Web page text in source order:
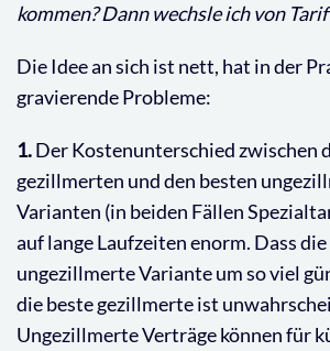
kommen? Dann wechsle ich von
Die Idee an sich ist nett, hat in der
gravierende Probleme:
1.Der Kostenunterschied zwischen
gezillmerten und den besten
Varianten (in beiden Fällen
auf lange Laufzeiten enorm. Dass
ungezillmerte Variante um so viel
die beste gezillmerte ist
Ungezillmerte Verträge können für